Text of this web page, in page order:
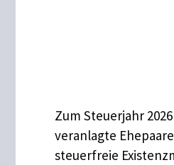
Zum Steuerjahr
veranlagte
steuerfreie